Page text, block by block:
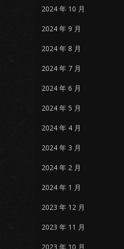
2024 年 10 月
2024 年 9 月
2024 年 8 月
2024 年 7 月
2024 年 6 月
2024 年 5 月
2024 年 4 月
2024 年 3 月
2024 年 2 月
2024 年 1 月
2023 年 12 月
2023 年 11 月
2023 年 10 月